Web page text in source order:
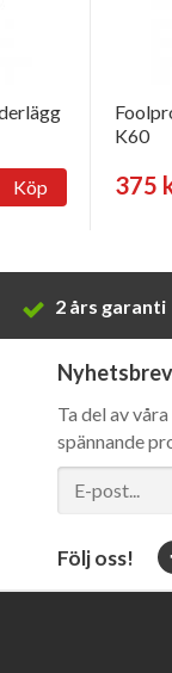
Köp
K60
375
2 års garanti
Nyhetsbrev
Ta del av
spännande
Följ oss!